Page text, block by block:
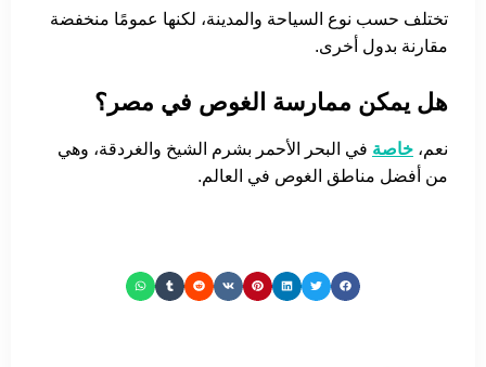
تختلف حسب نوع السياحة والمدينة، لكنها عمومًا منخفضة
مقارنة بدول أخرى.
هل يمكن ممارسة الغوص في مصر؟
نعم، خاصة في البحر الأحمر بشرم الشيخ والغردقة، وهي
من أفضل مناطق الغوص في العالم.